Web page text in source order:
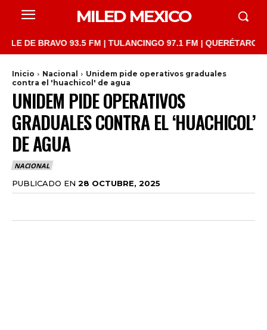
MILED MEXICO
BRAVO 93.5 FM | TULANCINGO 97.1 FM | QUERÉTARO
Inicio Nacional
Unidem pide operativos graduales
contra el 'huachicol' de agua
UNIDEM PIDE OPERATIVOS
GRADUALES CONTRA EL ‘HUACHICOL’
DE AGUA
NACIONAL
PUBLICADO EN 28 OCTUBRE, 2025